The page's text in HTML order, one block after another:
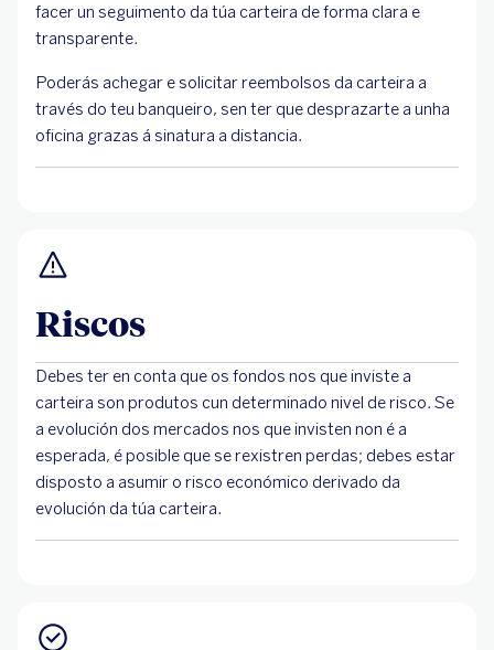
facer un seguimento da túa carteira de forma clara e
transparente.
Poderás achegar e solicitar reembolsos da carteira a
través do teu banqueiro, sen ter que desprazarte a unha
oficina grazas á sinatura a distancia.
Riscos
Debes ter en conta que os fondos nos que inviste a
carteira son produtos cun determinado nivel de risco. Se
a evolución dos mercados nos que invisten non é a
esperada, é posible que se rexistren perdas; debes estar
disposto a asumir o risco económico derivado da
evolución da túa carteira.